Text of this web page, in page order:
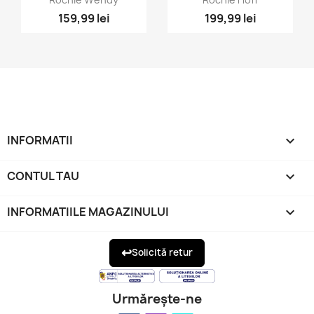
159,99 lei
+1
199,99 lei
INFORMATII 
CONTUL TAU 
INFORMATIILE MAGAZINULUI keyboard_arrow_down
↩Solicită retur
Urmărește-ne